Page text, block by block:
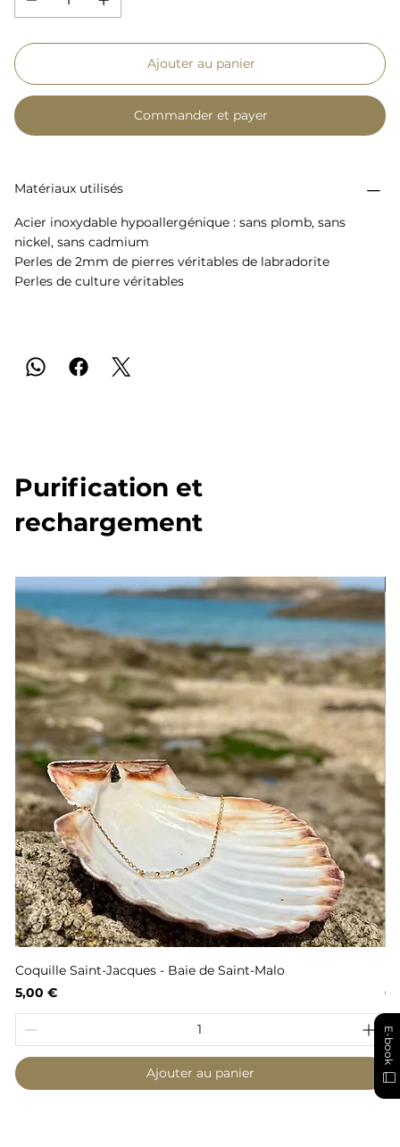
Ajouter au panier
Commander et payer
Matériaux utilisés
Acier inoxydable hypoallergénique : sans plomb, sans
nickel, sans cadmium
Perles de 2mm de pierres véritables de labradorite
Perles de culture véritables
Purification et
rechargement
Coquille Saint-Jacques - Baie de Saint-Malo
Prix
5,00 €
Ajouter au panier
E-book